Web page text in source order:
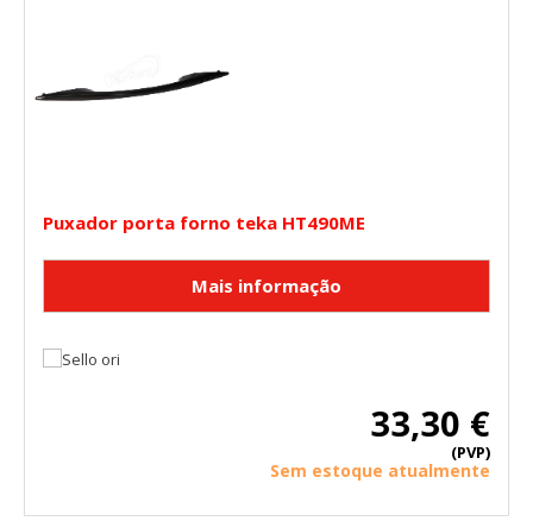
Puxador porta forno teka HT490ME
33,30 €
(PVP)
Sem estoque atualmente